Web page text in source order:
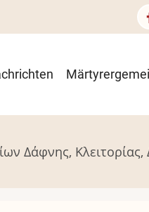
Δάφνης, Κλειτορίας,